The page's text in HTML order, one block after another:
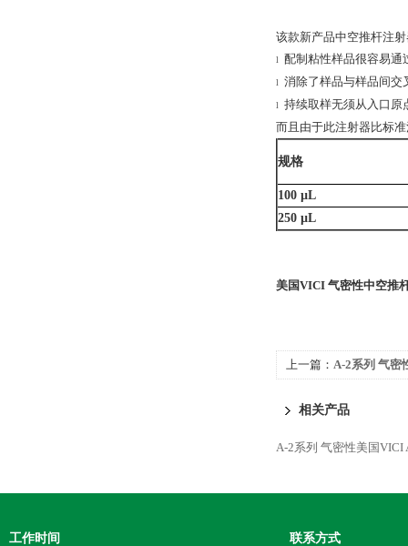
该款新产品中空推杆注
l 配制粘性样品很容易通
l 消除了样品与样品间交
l
持续取样无须从入口原
而且由于此注射器比标
规格
100 µL
250 µL
美国VICI 气密性中空推
上一篇： A-2系列 气密
相关产品
A-2系列 气密性美国VICI
工作时间 联系方式